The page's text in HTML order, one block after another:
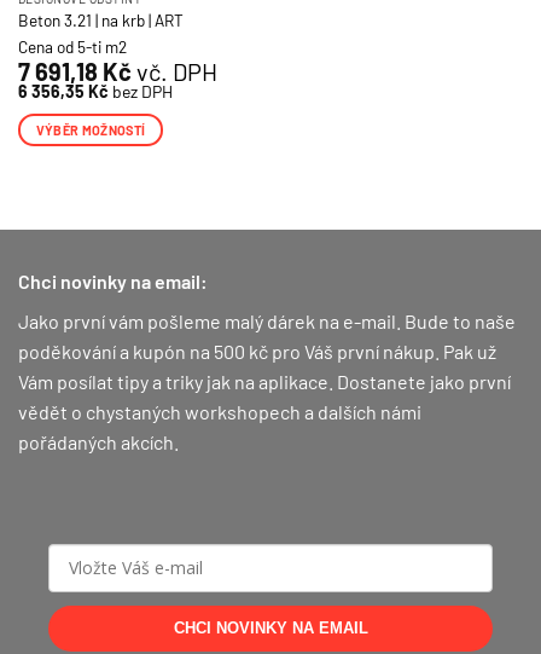
Beton 3.21 | na krb | ART
Cena od 5-ti m2
7 691,18 Kč vč. DPH
6 356,35 Kč bez DPH
VÝBĚR MOŽNOSTÍ
více
Možnosti
vybrat
na
stránce
produktu
Chci novinky na email:
Jako první vám pošleme malý dárek na e-mail. Bude to naše
poděkování a kupón na 500 kč pro Váš první nákup. Pak už
Vám posílat tipy a triky jak na aplikace. Dostanete jako první
vědět o chystaných workshopech a dalších námi
pořádaných akcích.
CHCI NOVINKY NA EMAIL